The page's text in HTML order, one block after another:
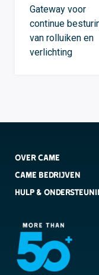
Gateway voor
continue
van rolluiken en
verlichting
OVER CAME
CAME BEDRIJVEN
HULP &